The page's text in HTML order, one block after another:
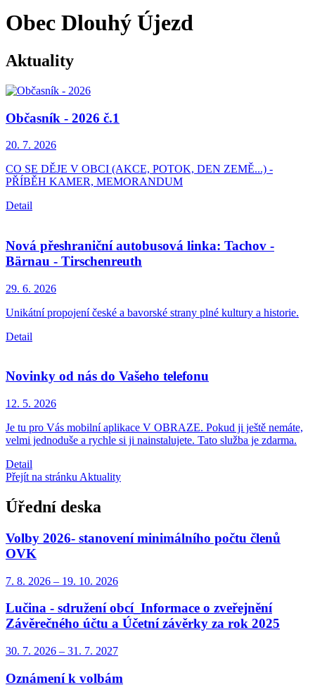
Obec Dlouhý Újezd
Aktuality
Občasník - 2026 č.1
20. 7. 2026
CO SE DĚJE V OBCI (AKCE, POTOK, DEN ZEMĚ...) -
PŘÍBĚH KAMER, MEMORANDUM
Detail
Nová přeshraniční autobusová linka: Tachov -
Bärnau - Tirschenreuth
29. 6. 2026
Unikátní propojení české a bavorské strany plné kultury a historie.
Detail
Novinky od nás do Vašeho telefonu
12. 5. 2026
Je tu pro Vás mobilní aplikace V OBRAZE. Pokud ji ještě nemáte,
velmi jednoduše a rychle si ji nainstalujete. Tato služba je zdarma.
Detail
Přejít na stránku Aktuality
Úřední deska
Volby 2026- stanovení minimálního počtu členů
OVK
7. 8. 2026 – 19. 10. 2026
Lučina - sdružení obcí_Informace o zveřejnění
Závěrečného účtu a Účetní závěrky za rok 2025
30. 7. 2026 – 31. 7. 2027
Oznámení k volbám